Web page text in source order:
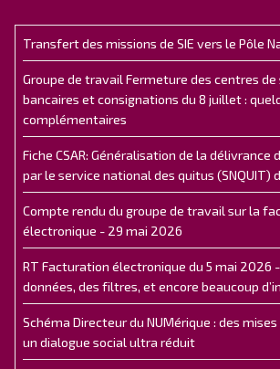
Transfert des missions de SIE vers le Pôle
Groupe de travail Fermeture des centres de
bancaires et consignations du 8 juillet :
complémentaires
Fiche CSAR: Généralisation de la délivrance
par le service national des quitus (SNQUIT)
Compte rendu du groupe de travail sur la
électronique - 29 mai 2026
RT Facturation électronique du 5 mai 2026 -
données, des filtres, et encore beaucoup
Schéma Directeur du NUMérique : des
un dialogue social ultra réduit